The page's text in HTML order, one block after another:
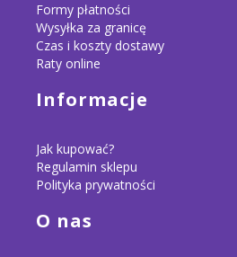
Formy płatności
Wysyłka za granicę
Czas i koszty dostawy
Raty online
Informacje
Jak kupować?
Regulamin sklepu
Polityka prywatności
O nas